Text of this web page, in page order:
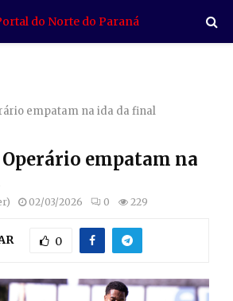
empatam na ida da final
empatam na
02/03/2026 0 229
0